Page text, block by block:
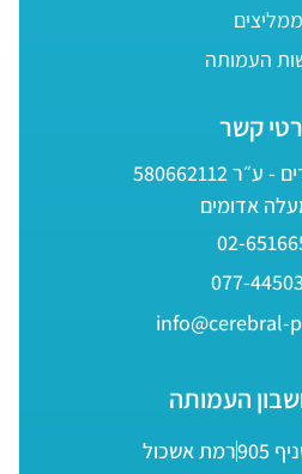
ממליצים
העמותה
קשר
580662112
02-
077-
info@cerebral-
העמותה
905
רמת אשכול